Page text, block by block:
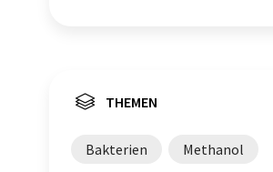
THEMEN
Bakterien Methanol